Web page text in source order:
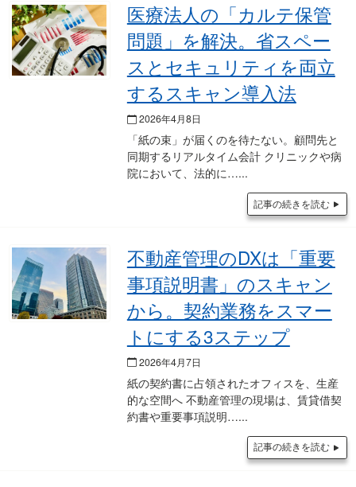
医療法人の「カルテ保管
問題」を解決。省スペー
スとセキュリティを両立
するスキャン導入法
2026年4月8日
「紙の束」が届くのを待たない。顧問先と
同期するリアルタイム会計 クリニックや病
院において、法的に…
記事の続きを読む
不動産管理のDXは「重要
事項説明書」のスキャン
から。契約業務をスマー
トにする3ステップ
2026年4月7日
紙の契約書に占領されたオフィスを、生産
的な空間へ 不動産管理の現場は、賃貸借契
約書や重要事項説明…
記事の続きを読む